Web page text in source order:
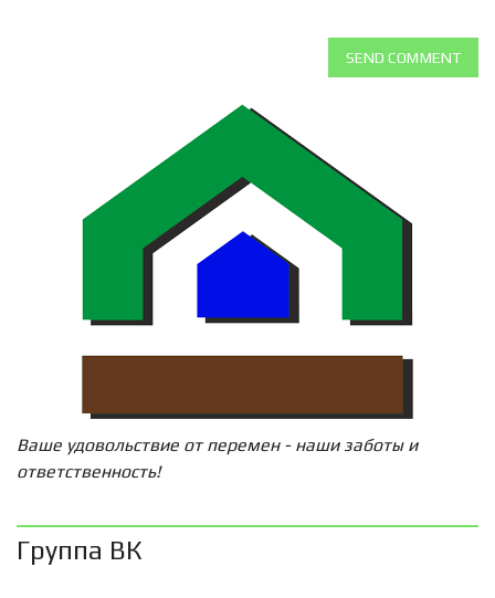
SEND COMMENT
Ваше удовольствие от перемен - наши заботы и
ответственность!
Группа ВК